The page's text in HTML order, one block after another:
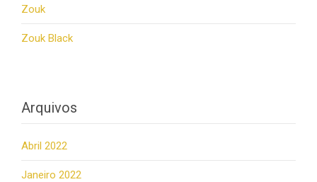
Zouk
Zouk Black
Arquivos
Abril 2022
Janeiro 2022